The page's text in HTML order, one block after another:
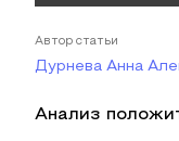
Автор статьи
Дурнева Анна
Анализ